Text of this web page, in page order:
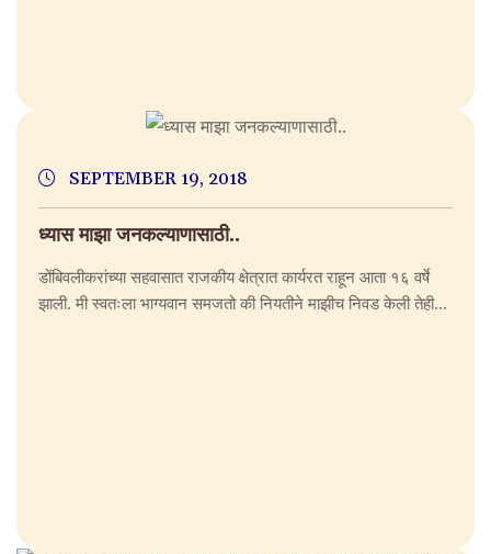
SEPTEMBER 19, 2018
ध्यास माझा जनकल्याणासाठी..
डोंबिवलीकरांच्या सहवासात राजकीय क्षेत्रात कार्यरत राहून आता १६ वर्षे
झाली. मी स्वतःला भाग्यवान समजतो की नियतीने माझीच निवड केली तेही...